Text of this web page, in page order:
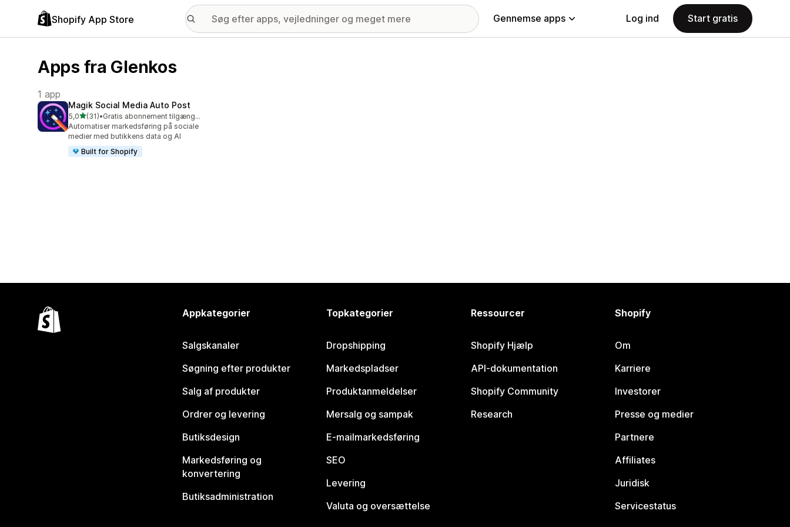
Shopify App Store Gennemse apps Log ind Start gratis
Apps fra Glenkos
1 app
Magik Social Media Auto Post
5,0ud af 5 stjerner
(31)
31 anmeldelser i alt
•
Gratis abonnement tilgængeligt
Automatiser markedsføring på sociale
medier med butikkens data og AI
Built for Shopify
Appkategorier
Salgskanaler
Søgning efter produkter
Salg af produkter
Ordrer og levering
Butiksdesign
Markedsføring og
konvertering
Butiksadministration
Topkategorier
Dropshipping
Markedspladser
Produktanmeldelser
Mersalg og sampak
E-mailmarkedsføring
SEO
Levering
Valuta og oversættelse
Ressourcer
Shopify Hjælp
API-dokumentation
Shopify Community
Research
Shopify
Om
Karriere
Investorer
Presse og medier
Partnere
Affiliates
Juridisk
Servicestatus